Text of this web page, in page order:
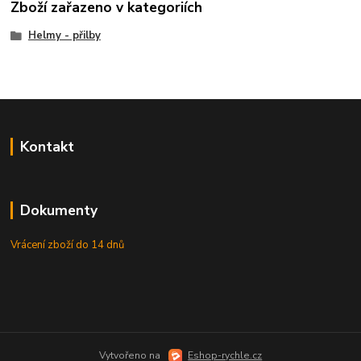
Zboží zařazeno v kategoriích
Helmy - přilby
Kontakt
Dokumenty
Vrácení zboží do 14 dnů
Vytvořeno na Eshop-rychle.cz